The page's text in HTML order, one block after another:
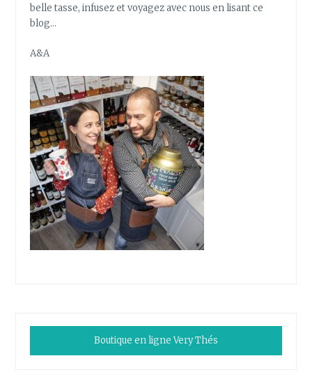
belle tasse, infusez et voyagez avec nous en lisant ce
blog…
A&A
Boutique en ligne Very Thés